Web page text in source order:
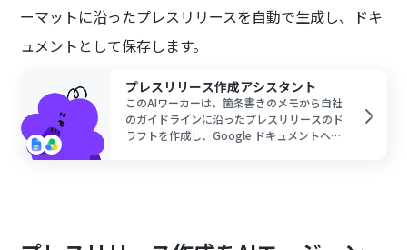
ーマットに沿ったプレスリリースを自動で生成し、ドキ
ュメントとして保存します。
プレスリリース作成アシスタント
このAIワーカーは、箇条書きのメモから自社
のガイドラインに沿ったプレスリリースのド
ラフトを作成し、Google ドキュメントへの